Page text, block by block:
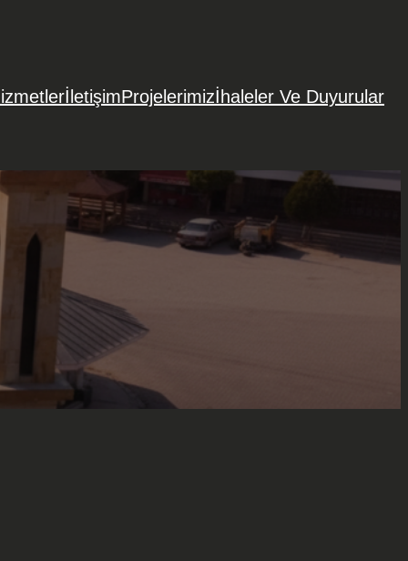
İletişimProjelerimizİhaleler Ve Duyurular